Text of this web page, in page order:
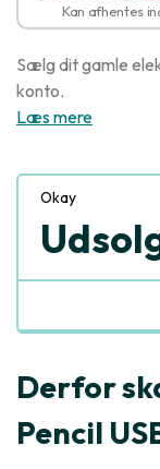
Kan afhentes
Sælg dit gamle
konto.
Læs mere
Okay
Derfor
Pencil